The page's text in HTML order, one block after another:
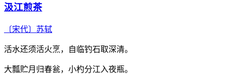
汲江煎茶
〔宋代〕 苏轼
活水还须活火烹，自临钓石取深清。
大瓢贮月归春瓮，小杓分江入夜瓶。